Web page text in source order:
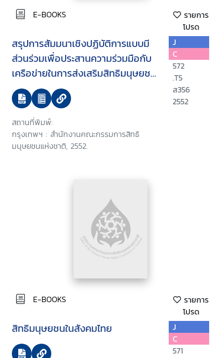
E-BOOKS
รายการ
โปรด
สรุปการสัมมนาเชิงปฏิบัติการแบบมี
ส่วนร่วมเพื่อประสานความร่วมมือกับ
เครือข่ายในการส่งเสริมสิทธิมนุษยชน
ด้านเศรษฐกิจ สังคมและวัฒนธรรม
สถานที่พิมพ์:
กรุงเทพฯ : สำนักงานคณะกรรมการสิทธิ
มนุษยชนแห่งชาติ, 2552.
J
C
572
.T5
ส356
2552
E-BOOKS
รายการ
โปรด
สิทธิมนุษยชนในสังคมไทย
J
C
571